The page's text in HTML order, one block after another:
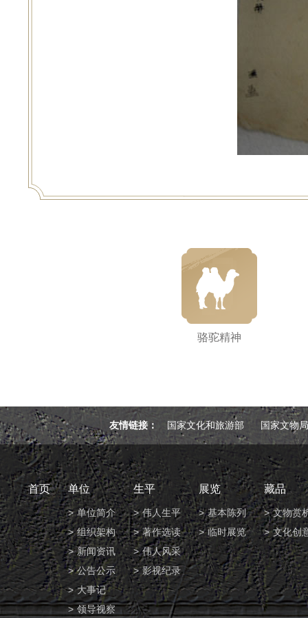
骆驼精神
友情链接： 国家文化和旅游部 国家文物局
首页 单位
单位简介
组织架构
新闻资讯
公告公示
大事记
领导视察
生平
伟人生平
著作选读
伟人风采
影视纪录
展览
基本陈列
临时展览
藏品
文物赏
文化创